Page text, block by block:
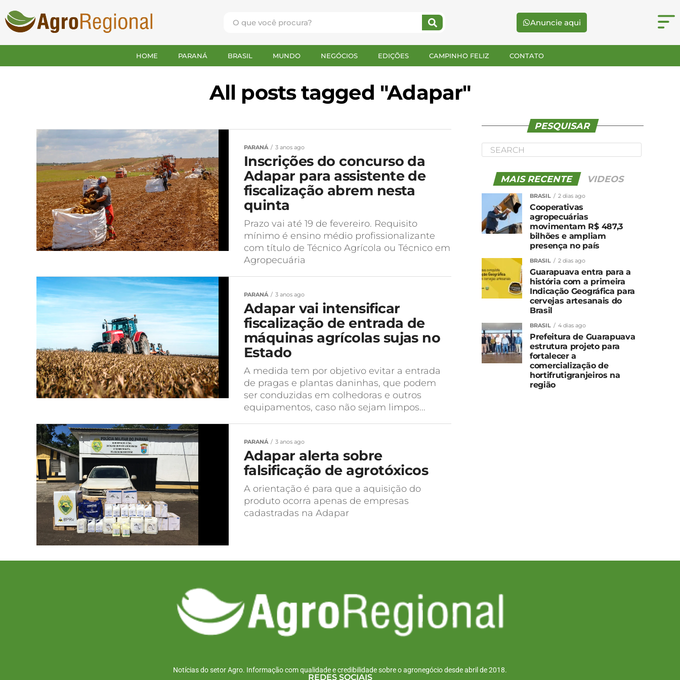
Anuncie aqui
HOME PARANÁ BRASIL MUNDO NEGÓCIOS EDIÇÕES CAMPINHO FELIZ CONTATO
All posts tagged "Adapar"
PARANÁ 3 anos ago
Inscrições do concurso da
Adapar para assistente de
fiscalização abrem nesta
quinta
Prazo vai até 19 de fevereiro. Requisito
mínimo é ensino médio profissionalizante
com título de Técnico Agrícola ou Técnico em
Agropecuária
PARANÁ 3 anos ago
Adapar vai intensificar
fiscalização de entrada de
máquinas agrícolas sujas no
Estado
A medida tem por objetivo evitar a entrada
de pragas e plantas daninhas, que podem
ser conduzidas em colhedoras e outros
equipamentos, caso não sejam limpos...
PARANÁ 3 anos ago
Adapar alerta sobre
falsificação de agrotóxicos
A orientação é para que a aquisição do
produto ocorra apenas de empresas
cadastradas na Adapar
PESQUISAR
MAIS RECENTE VIDEOS
BRASIL 2 dias ago
Cooperativas
agropecuárias
movimentam R$ 487,3
bilhões e ampliam
presença no país
BRASIL 2 dias ago
Guarapuava entra para a
história com a primeira
Indicação Geográfica para
cervejas artesanais do
Brasil
BRASIL 4 dias ago
Prefeitura de Guarapuava
estrutura projeto para
fortalecer a
comercialização de
hortifrutigranjeiros na
região
Notícias do setor Agro. Informação com qualidade e credibilidade sobre o agronegócio desde abril de 2018.
REDES SOCIAIS